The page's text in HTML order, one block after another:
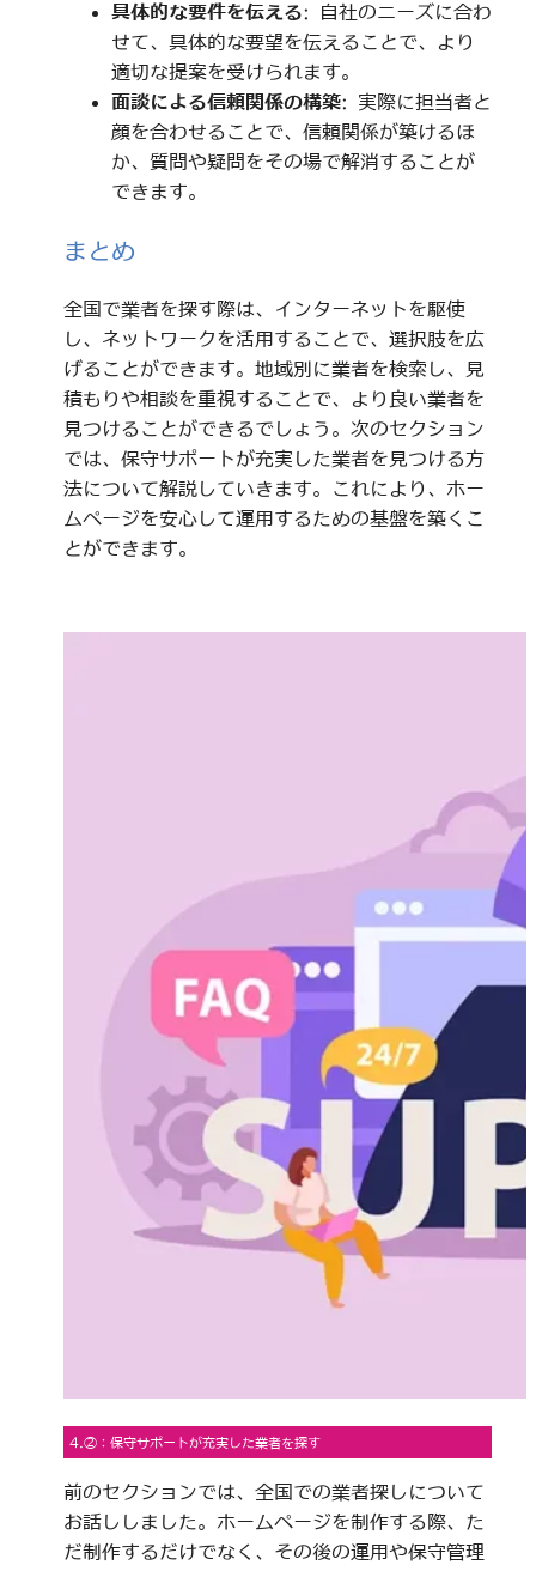
具体的な要件を伝える: 自社のニーズに合わ
せて、具体的な要望を伝えることで、より
適切な提案を受けられます。
面談による信頼関係の構築: 実際に担当者と
顔を合わせることで、信頼関係が築けるほ
か、質問や疑問をその場で解消することが
できます。
まとめ
全国で業者を探す際は、インターネットを駆使
し、ネットワークを活用することで、選択肢を広
げることができます。地域別に業者を検索し、見
積もりや相談を重視することで、より良い業者を
見つけることができるでしょう。次のセクション
では、保守サポートが充実した業者を見つける方
法について解説していきます。これにより、ホー
ムページを安心して運用するための基盤を築くこ
とができます。
4.②：保守サポートが充実した業者を探す
前のセクションでは、全国での業者探しについて
お話ししました。ホームページを制作する際、た
だ制作するだけでなく、その後の運用や保守管理